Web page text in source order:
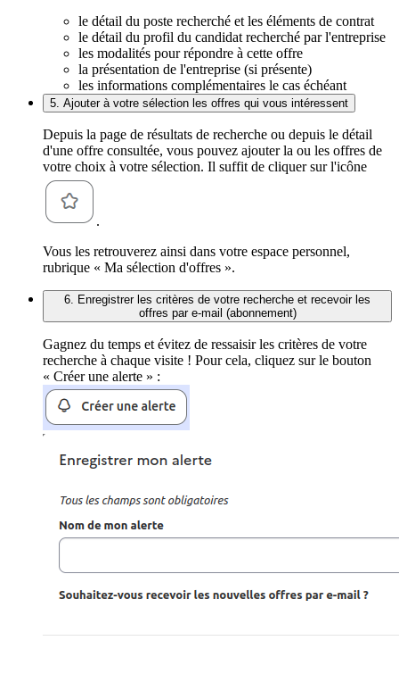
le détail du poste recherché et les éléments de contrat
le détail du profil du candidat recherché par l'entreprise
les modalités pour répondre à cette offre
la présentation de l'entreprise (si présente)
les informations complémentaires le cas échéant
5. Ajouter à votre sélection les offres qui vous intéressent
Depuis la page de résultats de recherche ou depuis le détail
d'une offre consultée, vous pouvez ajouter la ou les offres de
votre choix à votre sélection. Il suffit de cliquer sur l'icône
.
Vous les retrouverez ainsi dans votre espace personnel,
rubrique « Ma sélection d'offres ».
6. Enregistrer les critères de votre recherche et recevoir les
offres par e-mail (abonnement)
Gagnez du temps et évitez de ressaisir les critères de votre
recherche à chaque visite ! Pour cela, cliquez sur le bouton
« Créer une alerte » :